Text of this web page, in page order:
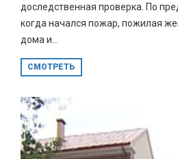
доследственная проверка. По
когда начался пожар, пожилая
дома и...
СМОТРЕТЬ